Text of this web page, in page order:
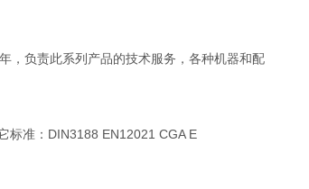
，负责此系列产品的技术服务，各种机器和配
标准：DIN3188 EN12021 CGA E